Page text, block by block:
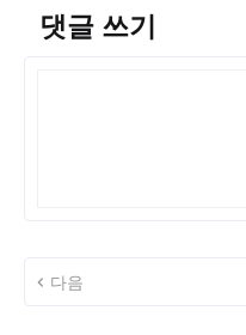
댓글 쓰기
다음